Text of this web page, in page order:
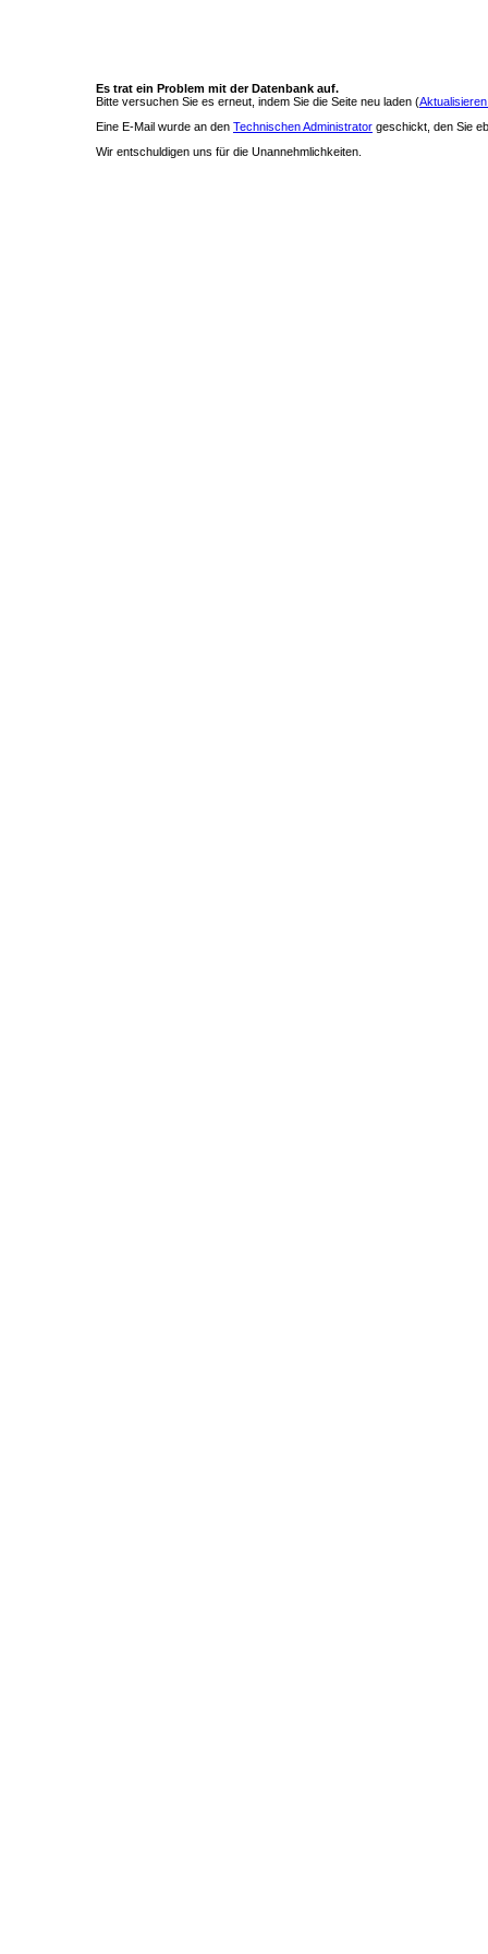
Es trat ein Problem mit der Datenbank auf.
Bitte versuchen Sie es erneut, indem Sie die Seite neu laden (
Eine E-Mail wurde an den Technischen Administrator geschickt, den Sie
Wir entschuldigen uns für die Unannehmlichkeiten.